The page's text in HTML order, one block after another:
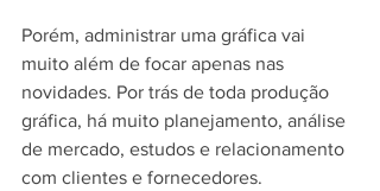
Porém, administrar uma gráfica vai
muito além de focar apenas nas
novidades. Por trás de toda produção
gráfica, há muito planejamento, análise
de mercado, estudos e relacionamento
com clientes e fornecedores.